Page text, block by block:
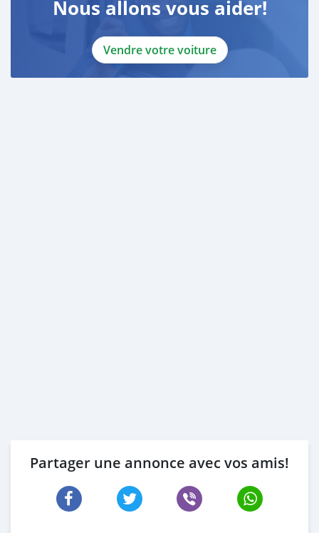
Nous allons vous aider!
Vendre votre voiture
Partager une annonce avec vos amis!